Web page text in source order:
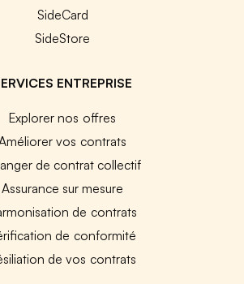
SideCard
SideStore
ENTREPRISE
Explorer nos offres
vos contrats
de contrat collectif
Assurance sur mesure
de contrats
de conformité
de vos contrats